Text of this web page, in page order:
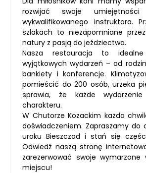
rozwijać swoje
wykwalifikowanego instruktora.
szlakach to niezapomniane
natury z pasją do jeździectwa.
Nasza restauracja to
wyjątkowych wydarzeń – od
bankiety i konferencje.
pomieścić do 200 osób, urzeka
sprawia, że każde
charakteru.
W Chutorze Kozackim każda
doświadczeniem. Zapraszamy do
uroku Bieszczad i stań się
Odwiedź naszą stronę
zarezerwować swoje
miejscu!